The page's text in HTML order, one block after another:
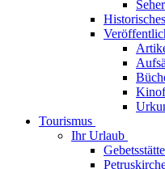
Tourismus
Ihr Urlaub